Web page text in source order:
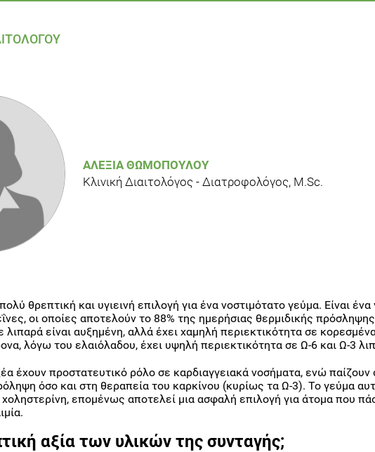
ΑΛΕΞΊΑ ΘΩΜΟΠΟΎΛΟΥ
Κλινική Διαιτολόγος - Διατροφολόγος, M.Sc.
θρεπτική και υγιεινή επιλογή για ένα νοστιμότατο γεύμα. Είναι
οι οποίες αποτελούν το 88% της ημερήσιας θερμιδικής
λιπαρά είναι αυξημένη, αλλά έχει χαμηλή περιεκτικότητα σε
λόγω του ελαιόλαδου, έχει υψηλή περιεκτικότητα σε Ω-6 και Ω-3
έχουν προστατευτικό ρόλο σε καρδιαγγειακά νοσήματα, ενώ παίζουν
όσο και στη θεραπεία του καρκίνου (κυρίως τα Ω-3). Το γεύμα
επομένως αποτελεί μια ασφαλή επιλογή για άτομα που
αξία των υλικών της συνταγής;